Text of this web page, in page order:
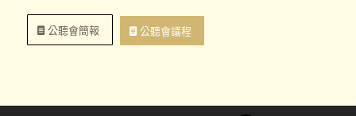
公聽會簡報 公聽會議程